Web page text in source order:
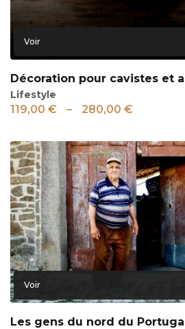
Voir
Décoration pour cavistes et
Lifestyle
119,00 € – 280,00 €
Voir
Les gens du nord du